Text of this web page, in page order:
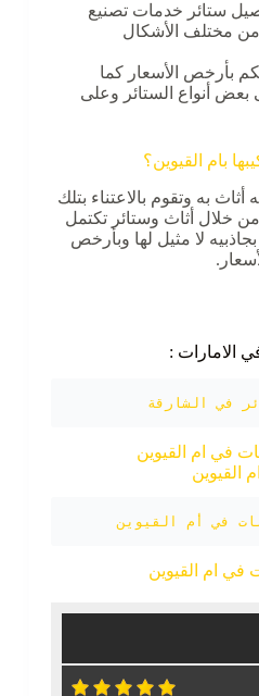
ستائر خدمات تصنيع
من مختلف الأشكال
بأرخص الأسعار كما
أنواع الستائر وعلى
بام القيوين؟
به وتقوم بالاعتناء بتلك
خلال أثاث وستائر تكتمل
لا مثيل لها وبأرخص
الامارات :
في الشارقة
في ام القيوين
القيوين
في أم القيوين
في ام القيوين